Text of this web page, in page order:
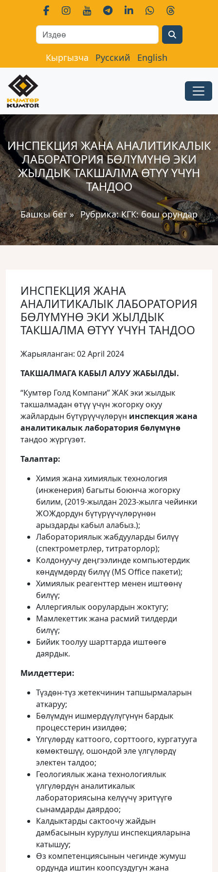
Кыргызча Русский English
ИНСПЕКЦИЯ ЖАНА АНАЛИТИКАЛЫК
ЛАБОРАТОРИЯ БӨЛҮМҮНӨ ЭКИ
ЖЫЛДЫК ТАКШАЛМА ӨТҮҮ ҮЧҮН
ТАНДОО
Башкы бет» Рубрика:КГК: бош орундар
ИНСПЕКЦИЯ ЖАНА
АНАЛИТИКАЛЫК ЛАБОРАТОРИЯ
БӨЛҮМҮНӨ ЭКИ ЖЫЛДЫК
ТАКШАЛМА ӨТҮҮ ҮЧҮН ТАНДОО
Жарыяланган: 02 April 2024
ТАКШАЛМАГА КАБЫЛ АЛУУ ЖАБЫЛДЫ.
“Кумтөр Голд Компани” ЖАК эки жылдык
такшалмадан өтүү үчүн жогорку окуу
жайлардын бүтүрүүчүлөрүн инспекция жана
аналитикалык лаборатория бөлүмүнө
тандоо жүргүзөт.
Талаптар:
Химия жана химиялык технология
(инженерия) багыты боюнча жогорку
билим, (2019-жылдан 2023-жылга чейинки
ЖОЖдордун бүтүрүүчүлөрүнөн
арыздарды кабыл алабыз.);
Лабораториялык жабдууларды билүү
(спектрометрлер, титраторлор);
Колдонуучу деңгээлинде компьютердик
көндүмдөрдү билүү (MS Office пакети);
Химиялык реагенттер менен иштөөнү
билүү;
Аллергиялык оорулардын жоктугу;
Мамлекеттик жана расмий тилдерди
билүү;
Бийик тоолуу шарттарда иштөөгө
даярдык.
Милдеттери:
Түздөн-түз жетекчинин тапшырмаларын
аткаруу;
Бөлүмдүн ишмердүүлүгүнүн бардык
процесстерин изилдөө;
Үлгүлөрдү каттоого, сорттоого, кургатууга
көмөктөшүү, ошондой эле үлгүлөрдү
электен талдоо;
Геологиялык жана технологиялык
үлгүлөрдүн аналитикалык
лабораториясына келүүчү эритүүгө
сынамдарды даярдоо;
Калдыктарды сактоочу жайдын
дамбасынын курулуш инспекцияларына
катышуу;
Өз компетенциясынын чегинде жумуш
ордунда иштин коопсуздугун жана